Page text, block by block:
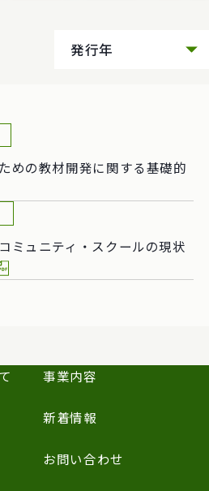
発行年
めの教材開発に関する基礎的
ミュニティ・スクールの現状
事業内容
新着情報
お問い合わせ